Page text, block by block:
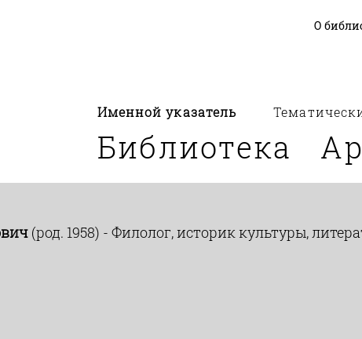
О
Именной указатель
Библиотека
(род. 1958) - Филолог, историк культуры,